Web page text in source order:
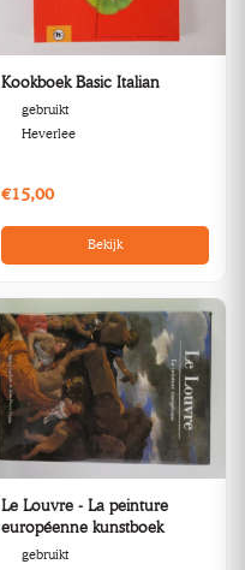
Kookboek Basic Italian
gebruikt
Heverlee
€15,00
Bekijk
Le Louvre - La peinture
européenne kunstboek
gebruikt